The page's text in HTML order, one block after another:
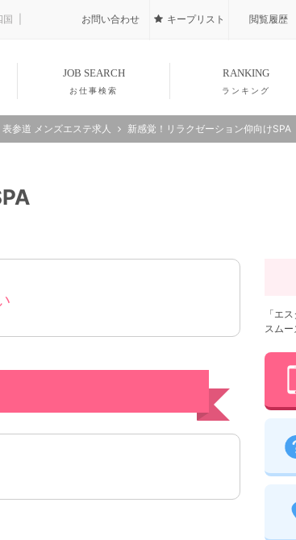
国 お問い合わせ キープリスト 閲覧履歴
JOB SEARCH
お仕事検索
RANKING
ランキング
参道 メンズエステ求人 新感覚！リラクゼーション仰向けSPA
「エ
スムー